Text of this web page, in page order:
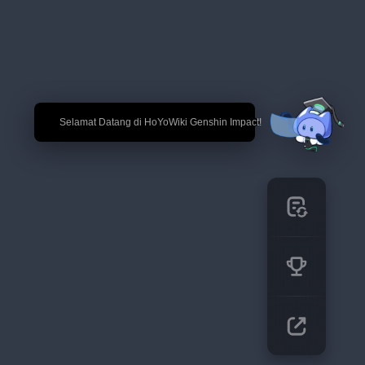
🎉 Selamat Datang di HoYoWiki Genshin Impact!